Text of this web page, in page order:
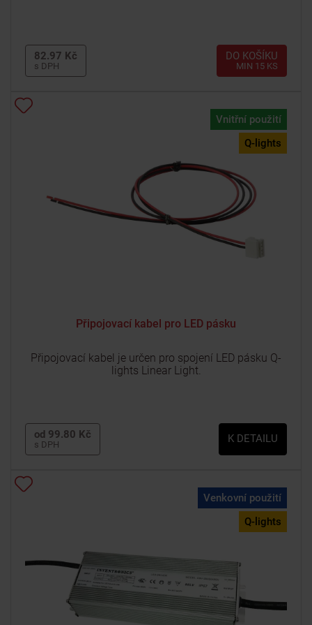
82.97 Kč
s DPH
DO KOŠÍKU
MIN 15 KS
Vnitřní použití
Q-lights
Připojovací kabel pro LED pásku
Připojovací kabel je určen pro spojení LED pásku Q-
lights Linear Light.
od 99.80 Kč
s DPH K DETAILU
Venkovní použití
Q-lights